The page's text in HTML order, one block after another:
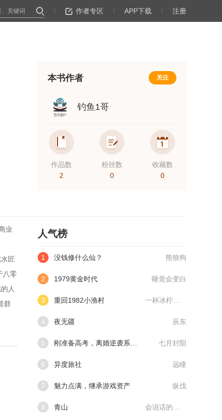
作者专区 APP下载 注册
本书作者 关注
钓鱼1哥
作品数
2
粉丝数
0
收藏数
0
业
匠
八零
人
群
人气榜
1 没钱修什么仙？ 熊狼狗
2 1979黄金时代 睡觉会变白
3 重回1982小渔村
4 夜无疆 辰东
5 七月封阳
6 异度旅社 远瞳
7 魅力点满，继承游戏资产 纵伐
8 青山